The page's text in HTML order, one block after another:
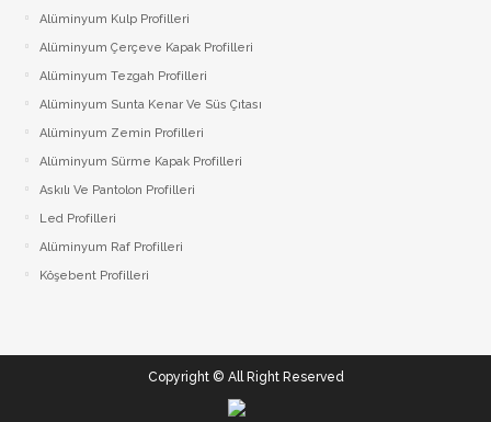
Alüminyum Kulp Profilleri
Alüminyum Çerçeve Kаpаk Profilleri
Alüminyum Tezgah Profilleri
Alüminyum Sunta Kenar Ve Süs Çıtası
Alüminyum Zemin Profilleri
Alüminyum Sürme Kapak Profilleri
Askılı Ve Pantolon Profilleri
Led Profilleri
Alüminyum Raf Profilleri
Köşebent Profilleri
Copyright © All Right Reserved